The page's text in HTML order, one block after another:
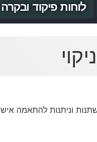
לוחות פיקוד ובקרה
וניתנות להתאמה